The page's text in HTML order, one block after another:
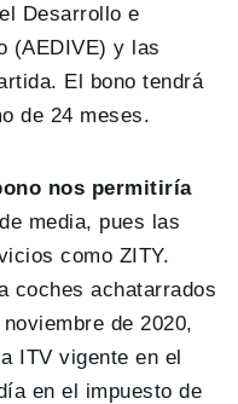
Desarrollo e
(AEDIVE) y las
El bono tendrá
de 24 meses.
nos permitiría
media, pues las
como ZITY.
coches achatarrados
de 2020,
ITV vigente en el
en el impuesto de